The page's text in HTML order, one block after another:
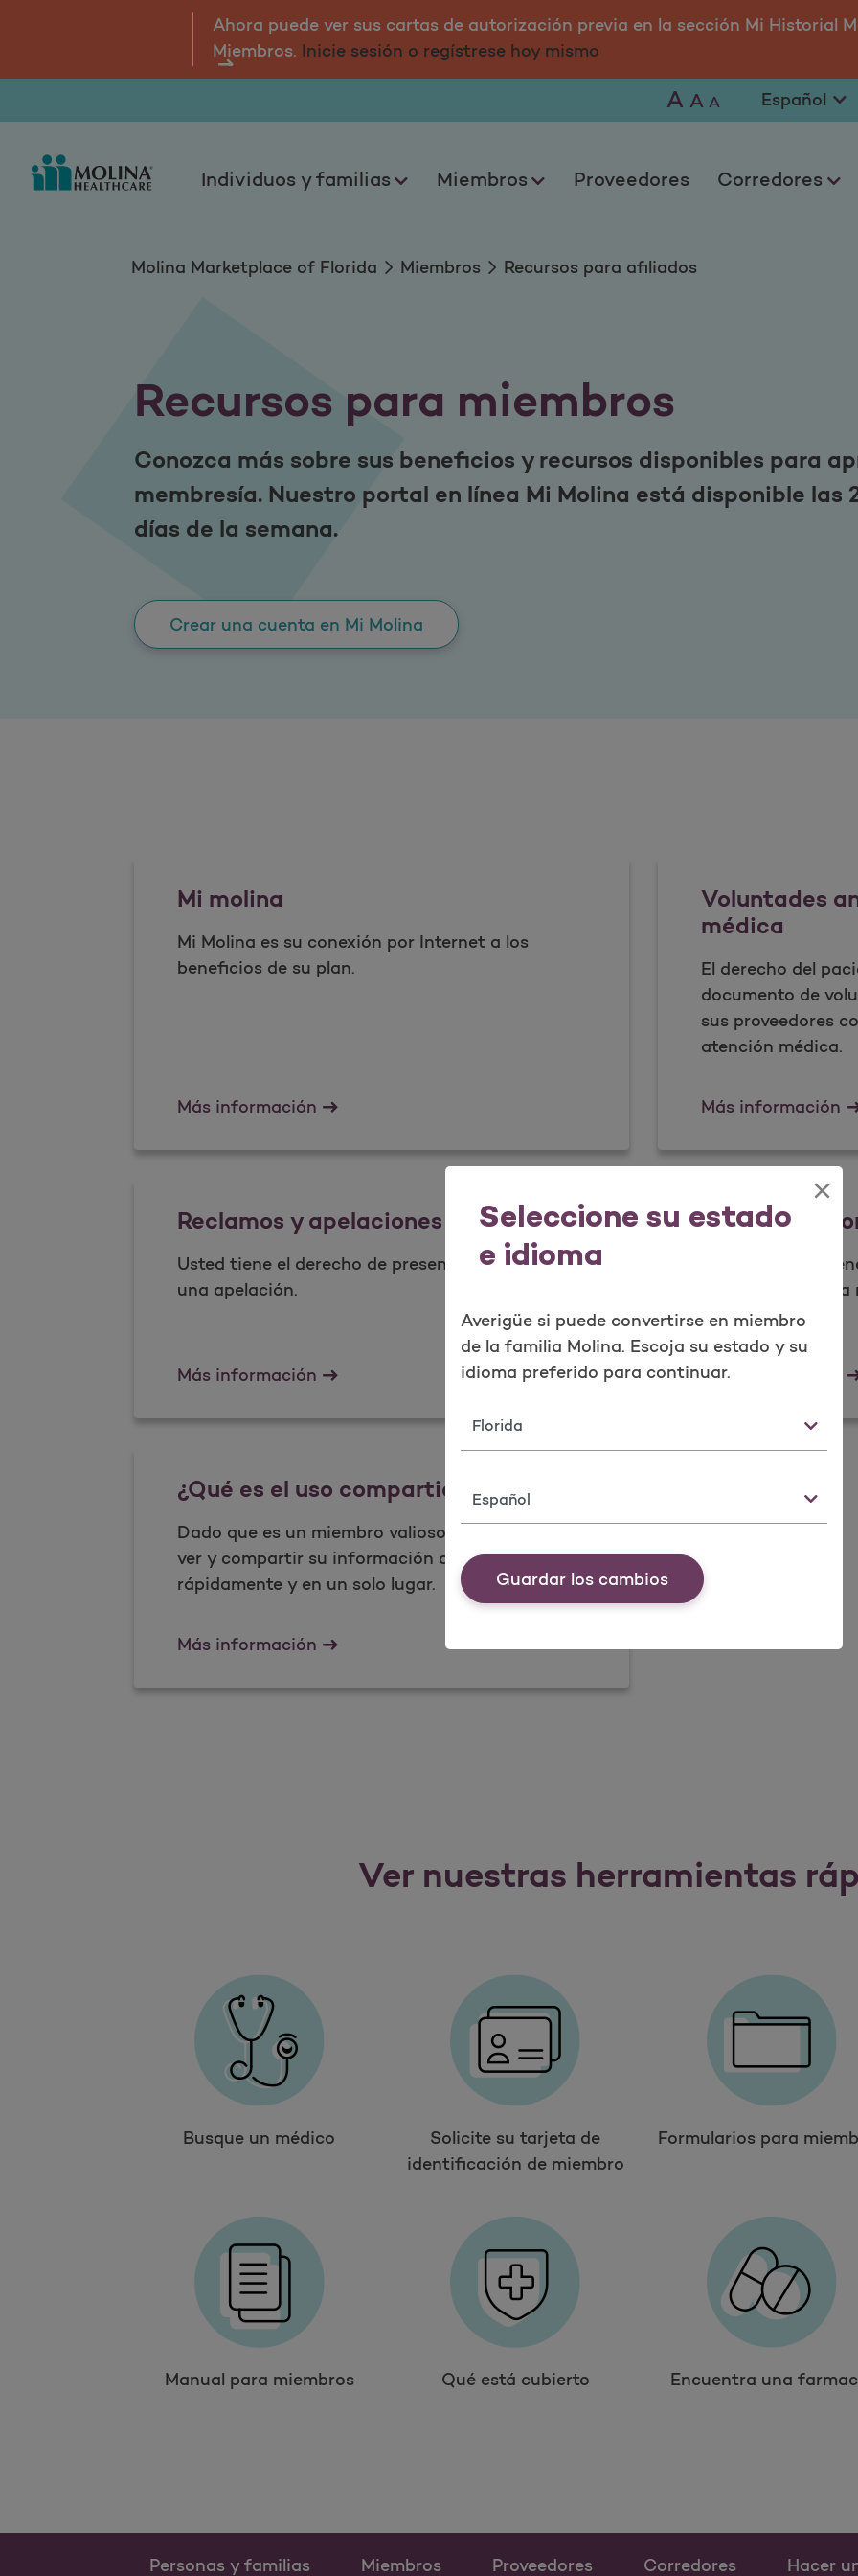
Recursos para afiliados
Seleccione su estado
e idioma
×
Averigüe si puede convertirse en miembro
de la familia Molina. Escoja su estado y su
idioma preferido para continuar.
Estado
Idioma
Guardar los cambios
Ahora puede ver sus cartas de autorización previa en la sección Mi Historial
Miembros. Inicie sesión o regístrese hoy mismo
Individuos y familias Miembros Proveedores Corredores
A A A
Molina Marketplace of Florida Miembros Recursos para afiliados
Recursos para miembros
Conozca más sobre sus beneficios y recursos disponibles para
membresía. Nuestro portal en línea Mi Molina está disponible las
días de la semana.
Crear una cuenta en Mi Molina
Mi molina
Mi Molina es su conexión por Internet a los
beneficios de su plan.​
​Más informaciónMi molina
Voluntades
médica
El derecho del
documento de
sus proveedores
atención médica.
Más información
Reclamos y apelaciones
Usted tiene el derecho de presentar un reclamo o
una apelación.
​Más informaciónReclamos y apelaciones
Boletines
Aprenda a
informativos
su salud.
​Más información
¿Qué es el uso compartido de datos?
Dado que es un miembro valioso, ahora puede
ver y compartir su información de salud
rápidamente y en un solo lugar.
​Más información&#191;Qu&#233; es el uso compartido de datos?
Ver nuestras herramientas
Busque un médico
Solicite su tarjeta de
identificación de miembro
Formularios para
Manual para miembros Qué está cubierto Encuentra una
Personas y familias Miembros Proveedores Corredores Hacer